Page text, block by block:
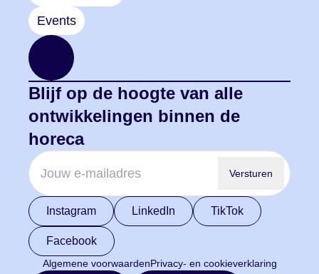
Events
Blijf op de hoogte van alle
ontwikkelingen binnen de
horeca
Versturen
Instagram LinkedIn TikTok
Facebook
Algemene voorwaardenPrivacy- en cookieverklaring